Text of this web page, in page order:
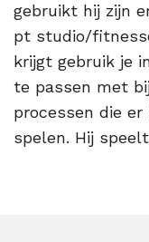
gebruikt hij zijn
pt studio/
krijgt gebruik je
te passen met
processen die
spelen. Hij